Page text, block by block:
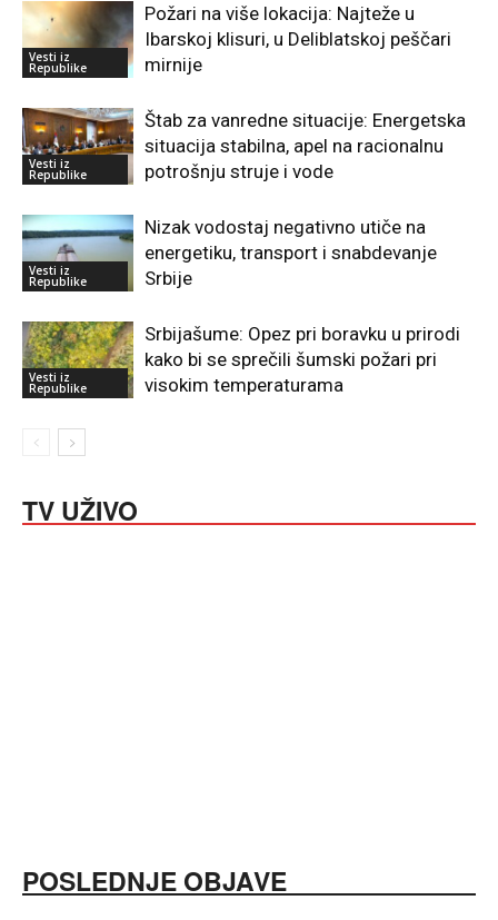
Vesti iz
Republike
Požari na više lokacija: Najteže u
Ibarskoj klisuri, u Deliblatskoj peščari
mirnije
Vesti iz
Republike
Štab za vanredne situacije: Energetska
situacija stabilna, apel na racionalnu
potrošnju struje i vode
Vesti iz
Republike
Nizak vodostaj negativno utiče na
energetiku, transport i snabdevanje
Srbije
Vesti iz
Republike
Srbijašume: Opez pri boravku u prirodi
kako bi se sprečili šumski požari pri
visokim temperaturama
TV UŽIVO
POSLEDNJE OBJAVE